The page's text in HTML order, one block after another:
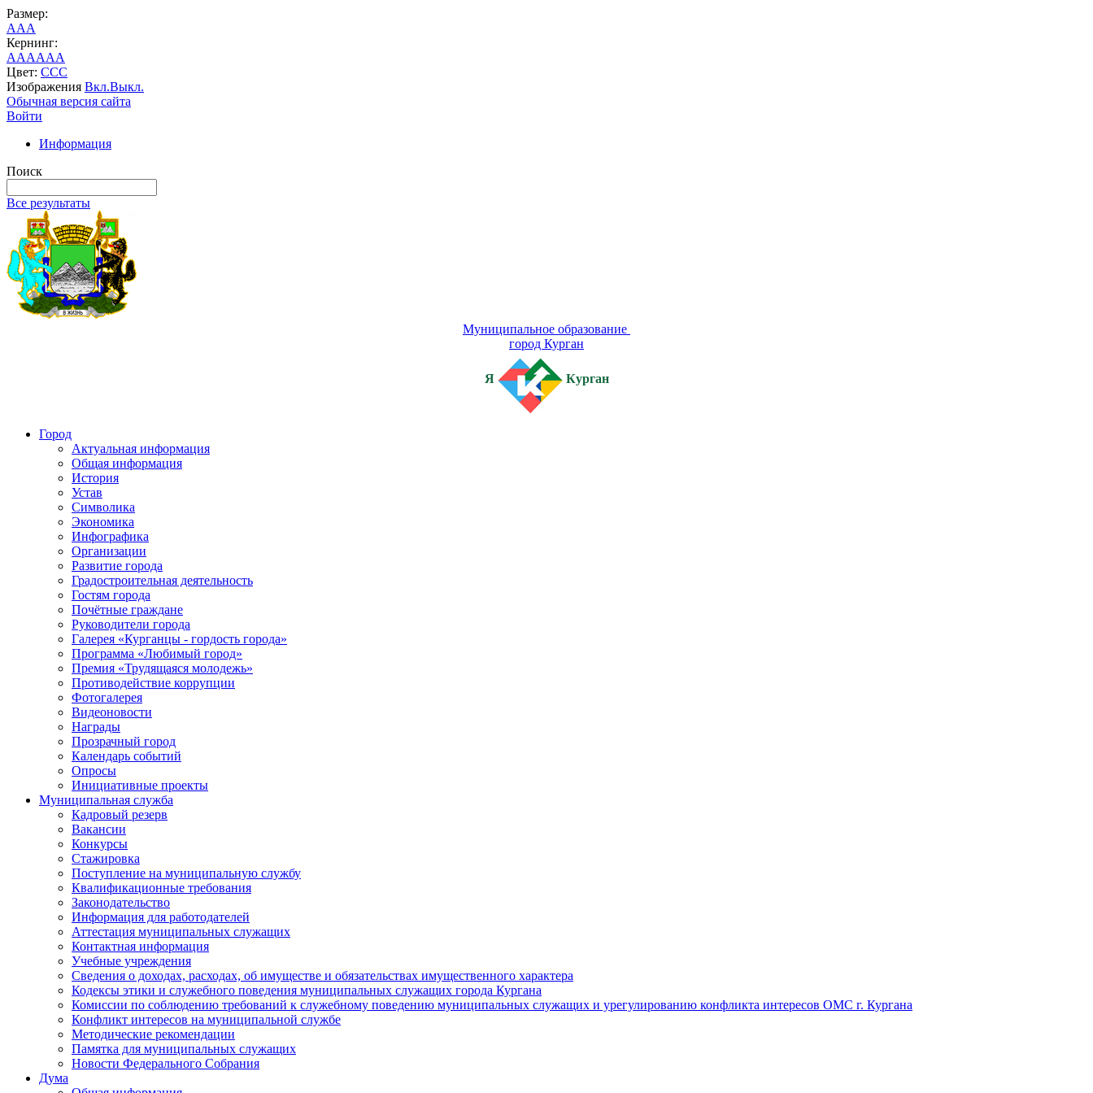
Размер:
AAA
Кернинг:
AAAAAA
Цвет: CCC
Изображения Вкл.Выкл.
Обычная версия сайта
Войти
Информация
Поиск
Все результаты
Муниципальное образование
город Курган
Я Курган
Город
Актуальная информация
Общая информация
История
Устав
Символика
Экономика
Инфографика
Организации
Развитие города
Градостроительная деятельность
Гостям города
Почётные граждане
Руководители города
Галерея «Курганцы - гордость города»
Программа «Любимый город»
Премия «Трудящаяся молодежь»
Противодействие коррупции
Фотогалерея
Видеоновости
Награды
Прозрачный город
Календарь событий
Опросы
Инициативные проекты
Муниципальная служба
Кадровый резерв
Вакансии
Конкурсы
Стажировка
Поступление на муниципальную службу
Квалификационные требования
Законодательство
Информация для работодателей
Аттестация муниципальных служащих
Контактная информация
Учебные учреждения
Сведения о доходах, расходах, об имуществе и обязательствах имущественного характера
Кодексы этики и служебного поведения муниципальных служащих города Кургана
Комиссии по соблюдению требований к служебному поведению муниципальных служащих и урегулированию конфликта интересов ОМС г. Кургана
Конфликт интересов на муниципальной службе
Методические рекомендации
Памятка для муниципальных служащих
Новости Федерального Cобрания
Дума